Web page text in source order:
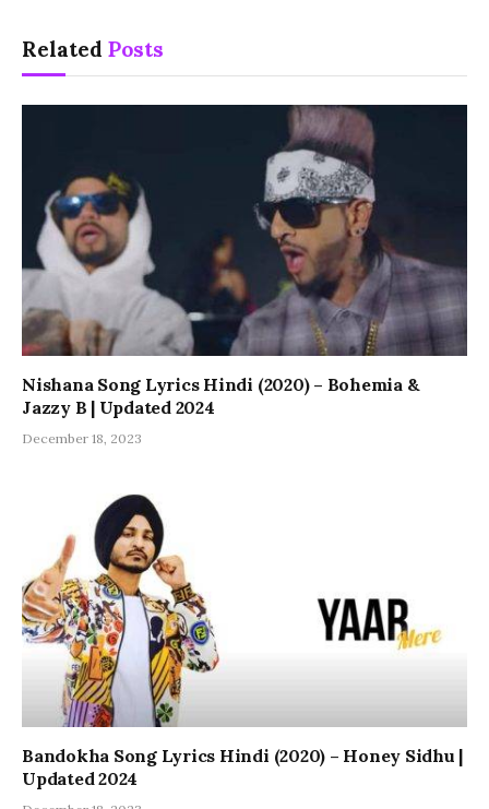
Related Posts
Nishana Song Lyrics Hindi (2020) – Bohemia &
Jazzy B | Updated 2024
December 18, 2023
Bandokha Song Lyrics Hindi (2020) – Honey Sidhu |
Updated 2024